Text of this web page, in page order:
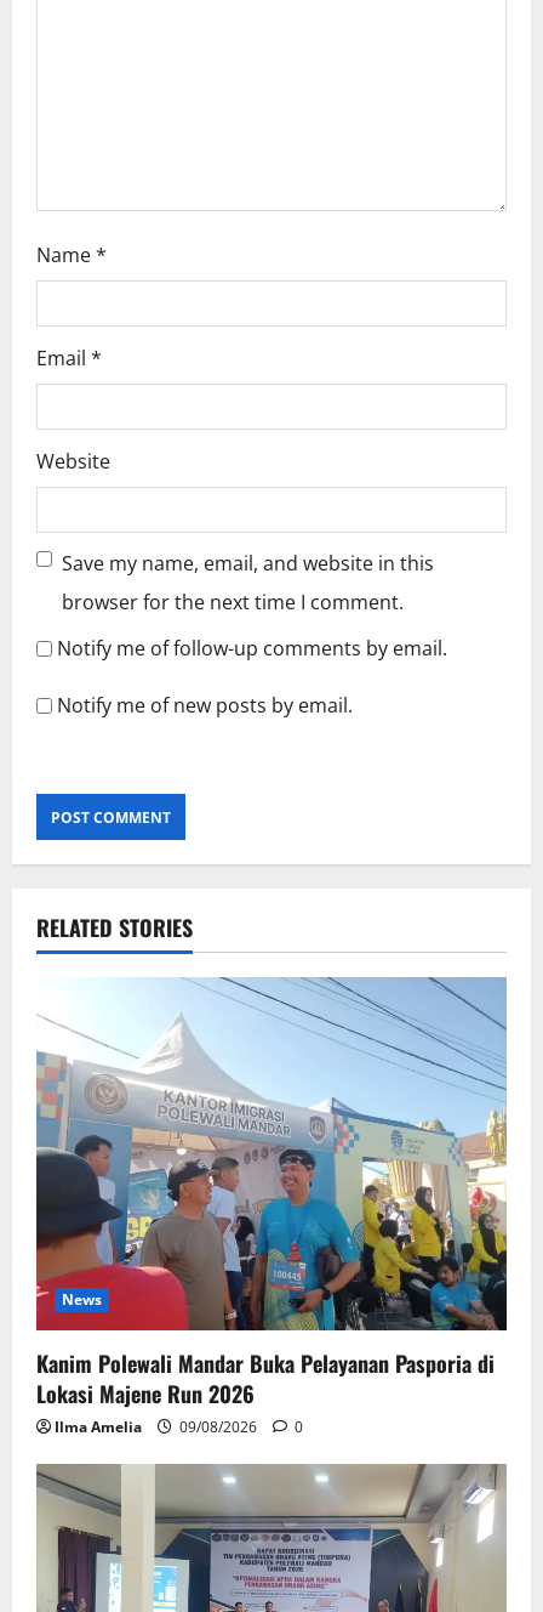
Name*
Email *
Website
Save my name, email, and website in this
browser for the next time I comment.
Notify me of follow-up comments by email.
Notify me of new posts by email.
RELATED STORIES
News
Kanim Polewali Mandar Buka Pelayanan Pasporia di
Lokasi Majene Run 2026
Ilma Amelia 09/08/2026 0